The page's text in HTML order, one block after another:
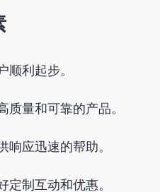
顺利起步。
质量和可靠的产品。
响应迅速的帮助。
定制互动和优惠。